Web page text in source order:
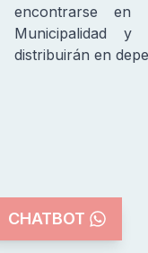
encontrarse
Municipalidad y
distribuirán en
CHATBOT